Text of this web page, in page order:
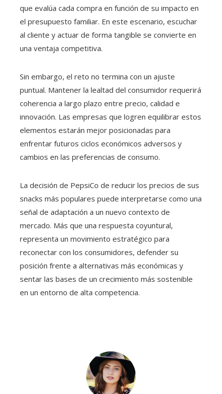
que evalúa cada compra en función de su impacto en
el presupuesto familiar. En este escenario, escuchar
al cliente y actuar de forma tangible se convierte en
una ventaja competitiva.
Sin embargo, el reto no termina con un ajuste
puntual. Mantener la lealtad del consumidor requerirá
coherencia a largo plazo entre precio, calidad e
innovación. Las empresas que logren equilibrar estos
elementos estarán mejor posicionadas para
enfrentar futuros ciclos económicos adversos y
cambios en las preferencias de consumo.
La decisión de PepsiCo de reducir los precios de sus
snacks más populares puede interpretarse como una
señal de adaptación a un nuevo contexto de
mercado. Más que una respuesta coyuntural,
representa un movimiento estratégico para
reconectar con los consumidores, defender su
posición frente a alternativas más económicas y
sentar las bases de un crecimiento más sostenible
en un entorno de alta competencia.